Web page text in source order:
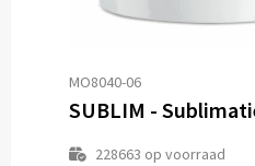
MO8040-06
SUBLIM -
228663 op voorraad